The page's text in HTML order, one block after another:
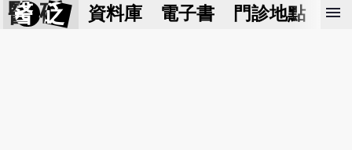
醫 砭 資料庫 電子書 門診地點 預
menu